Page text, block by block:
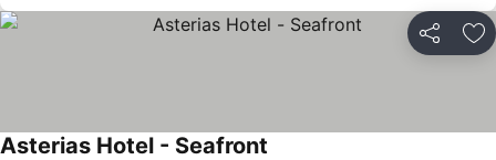
Partilhar
Asterias Hotel - Seafront